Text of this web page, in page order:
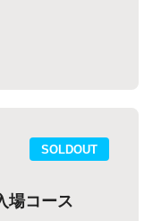
SOLDOUT
場コース